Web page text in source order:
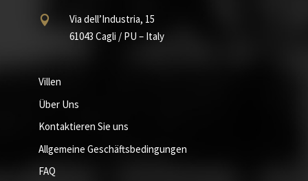

Via dell’Industria, 15
61043 Cagli / PU – Italy
Villen
Über Uns
Kontaktieren Sie uns
Allgemeine Geschäftsbedingungen
FAQ